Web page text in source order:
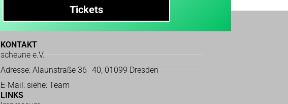
Tickets
KONTAKT
scheune e.V.
Adresse: Alaunstraße 36–40, 01099 Dresden
E-Mail: siehe: Team
LINKS